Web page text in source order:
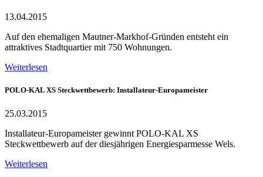
13.04.2015
Auf den ehemaligen Mautner-Markhof-Gründen entsteht ein
attraktives Stadtquartier mit 750 Wohnungen.
Weiterlesen
POLO-KAL XS Steckwettbewerb: Installateur-Europameister
25.03.2015
Installateur-Europameister gewinnt POLO-KAL XS
Steckwettbewerb auf der diesjährigen Energiesparmesse Wels.
Weiterlesen